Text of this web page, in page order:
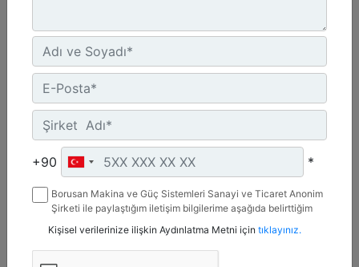
1,4 m3 (1,8 yd3), ISO Ataşman Değiştirici, Cıvata
Bağlantılı Tırnaklı
Genişlik :
95.6 inç - 2429 mm
+90 *
Borusan Makina ve Güç Sistemleri Sanayi ve Ticaret Anonim
Şirketi ile paylaştığım iletişim bilgilerime aşağıda belirttiğim
mesaj gönderilmesine izin veriyorum.
Kişisel verilerinize ilişkin Aydınlatma Metni için tıklayınız.